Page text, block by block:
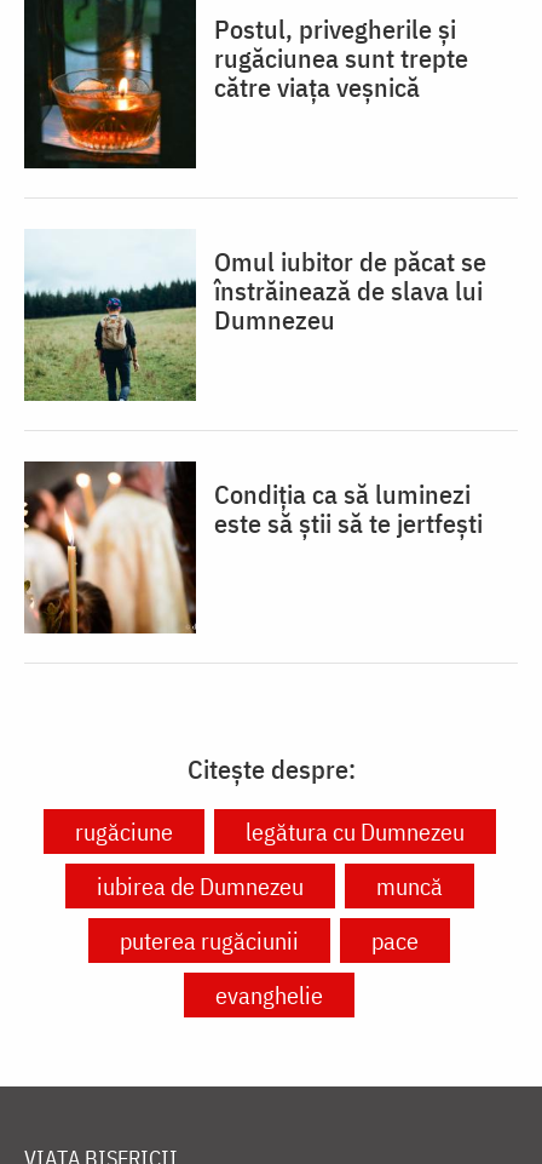
Postul, privegherile și
rugăciunea sunt trepte
către viața veșnică
Omul iubitor de păcat se
înstrăinează de slava lui
Dumnezeu
Condiția ca să luminezi
este să știi să te jertfești
Citește despre:
rugăciune
legătura cu Dumnezeu
iubirea de Dumnezeu
muncă
puterea rugăciunii
pace
evanghelie